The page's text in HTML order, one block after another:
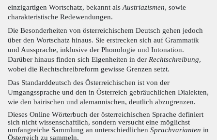
einzigartigen Wortschatz, bekannt als Austriazismen, sowie
charakteristische Redewendungen.
Die Besonderheiten von österreichischem Deutsch gehen jedoch
über den Wortschatz hinaus. Sie erstrecken sich auf Grammatik
und Aussprache, inklusive der Phonologie und Intonation.
Darüber hinaus finden sich Eigenheiten in der Rechtschreibung,
wobei die Rechtschreibreform gewisse Grenzen setzt.
Das Standarddeutsch des Österreichischen ist von der
Umgangssprache und den in Österreich gebräuchlichen Dialekten,
wie den bairischen und alemannischen, deutlich abzugrenzen.
Dieses Online Wörterbuch der österreichischen Sprache definiert
sich nicht wissenschaftlich, sondern versucht eine möglichst
umfangreiche Sammlung an unterschiedlichen Sprachvarianten in
Österreich zu sammeln.